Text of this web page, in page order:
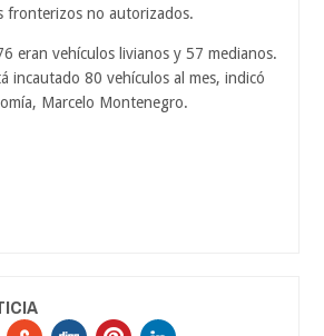
fronterizos no autorizados.
eran vehículos livianos y 57 medianos.
incautado 80 vehículos al mes, indicó
Marcelo Montenegro.